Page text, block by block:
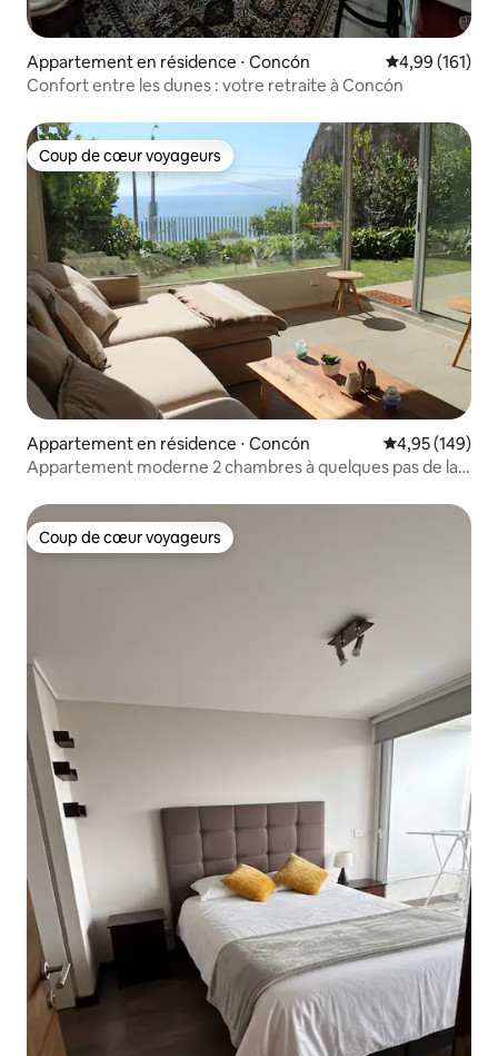
Appartement en résidence ⋅ Concón Évaluation
4,99 (161)
Confort entre les dunes : votre retraite à Concón
Coup de cœur voyageurs
Coup de cœur voyageurs
Appartement en résidence ⋅ Concón Évaluation
4,95 (149)
Appartement moderne 2 chambres à quelques pas de la
Coup de cœur voyageurs
Coup de cœur voyageurs